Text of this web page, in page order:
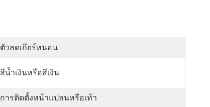
ตัวลดเกียร์หนอน
สีน้ำเงินหรือสีเงิน
การติดตั้งหน้าแปลนหรือเท้า